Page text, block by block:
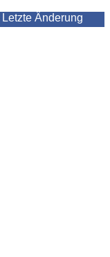
Letzte Änderung